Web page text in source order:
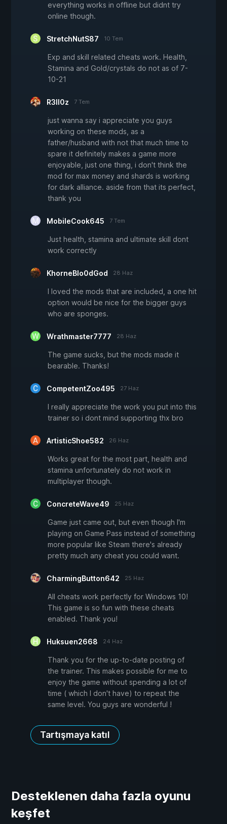
everything works in offline but didnt try
online though.
StretchNutS87 10 Tem
Exp and skill related cheats work. Health,
Stamina and Gold/crystals do not as of 7-
10-21
R3ll0z 7 Tem
just wanna say i appreciate you guys
working on these mods, as a
father/husband with not that much time to
spare it definitely makes a game more
enjoyable, just one thing, i don't think the
mod for max money and shards is working
for dark alliance. aside from that its perfect,
thank you
MobileCook645 7 Tem
Just health, stamina and ultimate skill dont
work correctly
KhorneBlo0dGod 28 Haz
I loved the mods that are included, a one hit
option would be nice for the bigger guys
who are sponges.
Wrathmaster7777 28 Haz
The game sucks, but the mods made it
bearable. Thanks!
CompetentZoo495 27 Haz
I really appreciate the work you put into this
trainer so i dont mind supporting thx bro
ArtisticShoe582 26 Haz
Works great for the most part, health and
stamina unfortunately do not work in
multiplayer though.
ConcreteWave49 25 Haz
Game just came out, but even though I'm
playing on Game Pass instead of something
more popular like Steam there's already
pretty much any cheat you could want.
CharmingButton642 25 Haz
All cheats work perfectly for Windows 10!
This game is so fun with these cheats
enabled. Thank you!
Huksuen2668 24 Haz
Thank you for the up-to-date posting of
the trainer. This makes possible for me to
enjoy the game without spending a lot of
time ( which I don't have) to repeat the
same level. You guys are wonderful !
Tartışmaya katıl
Desteklenen daha fazla oyunu
keşfet